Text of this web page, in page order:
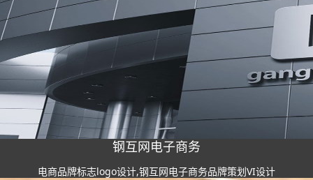
钢互网电子商务
电商品牌标志logo设计,钢互网电子商务品牌策划VI设计